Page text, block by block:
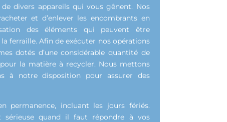
divers appareils qui vous gênent. Nos
et d’enlever les encombrants en
des éléments qui peuvent être
ferraille. Afin de exécuter nos opérations
dotés d’une considérable quantité de
la matière à recycler. Nous mettons
à notre disposition pour assurer des
permanence, incluant les jours fériés.
sérieuse quand il faut répondre à vos